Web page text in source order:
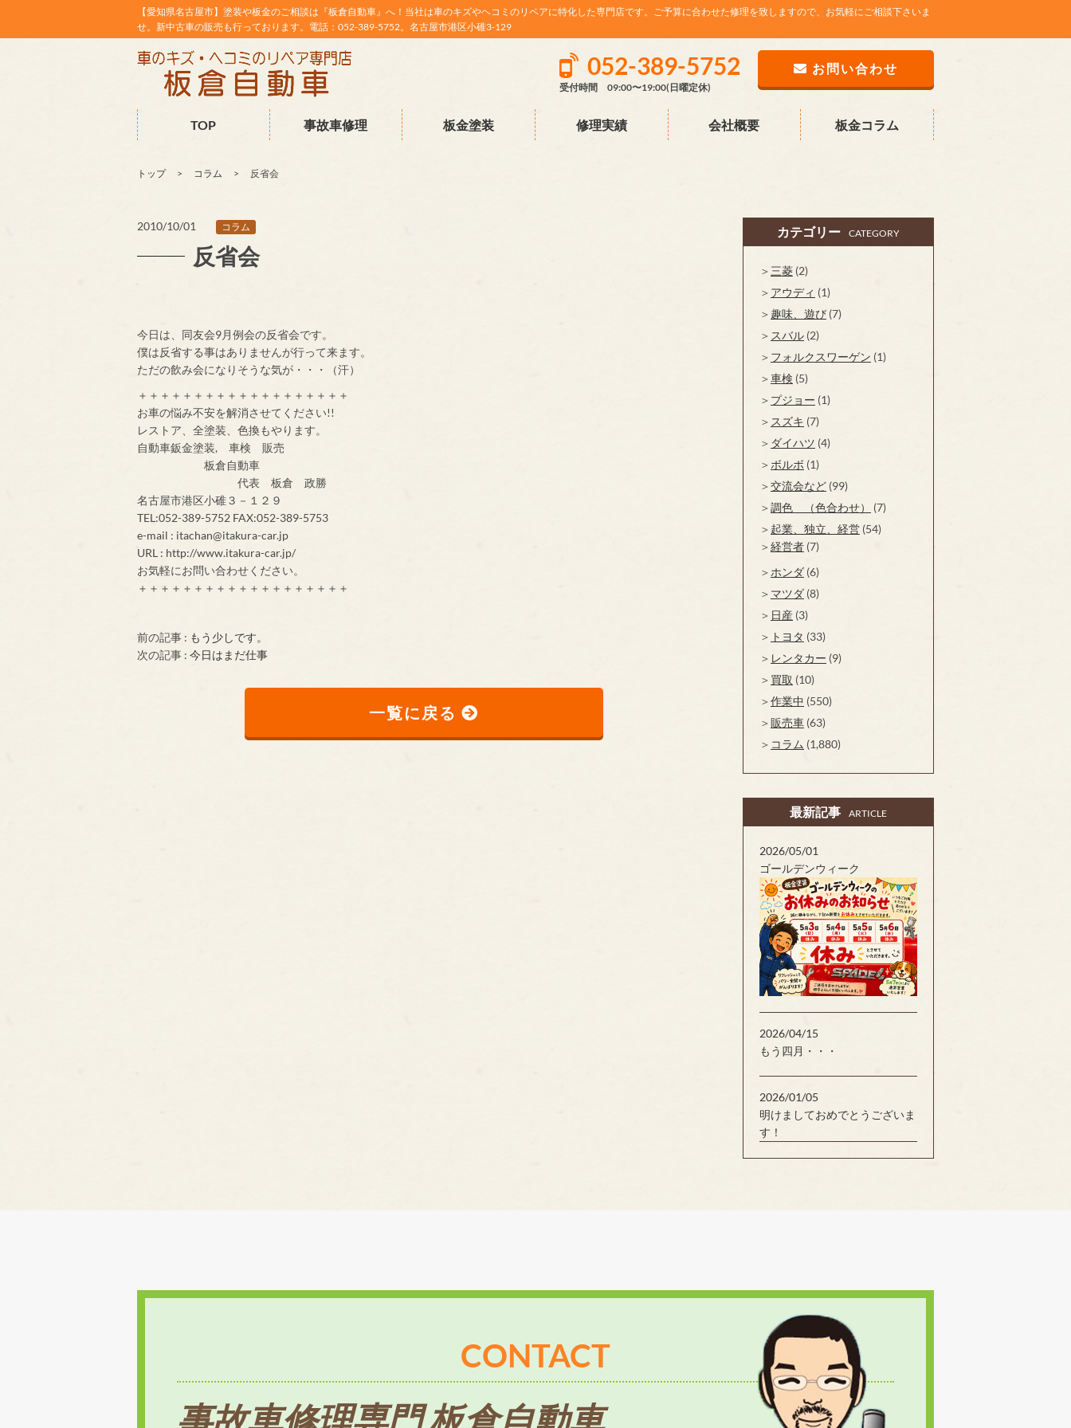
【愛知県名古屋市】塗装や板金のご相談は『板倉自動車』へ！当社は車のキズやヘコミのリペアに特化した専門店です。ご予算に合わせた修理を致しますので、お気軽にご相談下さいま
せ。新中古車の販売も行っております。電話：052-389-5752。名古屋市港区小碓3-129
052-389-5752
受付時間 09:00〜19:00(日曜定休)
お問い合わせ
TOP 事故車修理 板金塗装 修理実績 会社概要 板金コラム
トップ コラム 反省会
2010/10/01 コラム
反省会
今日は、同友会9月例会の反省会です。
僕は反省する事はありませんが行って来ます。
ただの飲み会になりそうな気が・・・（汗）
＋＋＋＋＋＋＋＋＋＋＋＋＋＋＋＋＋＋＋
お車の悩み不安を解消させてください!!
レストア、全塗装、色換もやります。
自動車鈑金塗装, 車検 販売
板倉自動車
代表 板倉 政勝
名古屋市港区小碓３－１２９
TEL:052-389-5752 FAX:052-389-5753
e-mail : itachan@itakura-car.jp
URL : http://www.itakura-car.jp/
お気軽にお問い合わせください。
＋＋＋＋＋＋＋＋＋＋＋＋＋＋＋＋＋＋＋
前の記事 : もう少しです。
次の記事 : 今日はまだ仕事
一覧に戻る
カテゴリー CATEGORY
三菱 (2)
アウディ (1)
趣味、遊び (7)
スバル (2)
フォルクスワーゲン (1)
車検 (5)
プジョー (1)
スズキ (7)
ダイハツ (4)
ボルボ (1)
交流会など (99)
調色 （色合わせ）
(7)
起業、独立、経営 (54)
経営者 (7)
ホンダ (6)
マツダ (8)
日産 (3)
トヨタ (33)
レンタカー (9)
買取 (10)
作業中 (550)
販売車 (63)
コラム (1,880)
最新記事 ARTICLE
2026/05/01
ゴールデンウィーク
2026/04/15
もう四月・・・
2026/01/05
明けましておめでとうございま
す！
CONTACT
事故車修理専門 板倉自動車